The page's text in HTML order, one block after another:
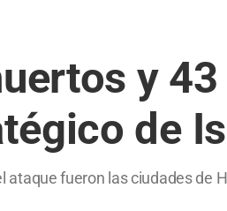
y
de
ataque fueron las ciudades de